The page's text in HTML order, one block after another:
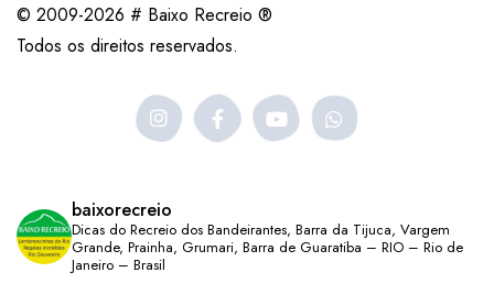
© 2009-2026 # Baixo Recreio ®
Todos os direitos reservados.
baixorecreio
Dicas do Recreio dos Bandeirantes, Barra da Tijuca, Vargem
Grande, Prainha, Grumari, Barra de Guaratiba – RIO – Rio de
Janeiro – Brasil